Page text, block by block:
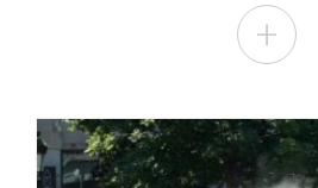
+